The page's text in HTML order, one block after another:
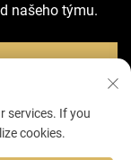
našeho týmu.
Odeslat
services. If you
cookies.